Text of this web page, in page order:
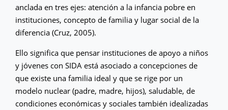
anclada en tres ejes: atención a la infancia pobre en
instituciones, concepto de familia y lugar social de la
diferencia (Cruz, 2005).
Ello significa que pensar instituciones de apoyo a niños
y jóvenes con SIDA está asociado a concepciones de
que existe una familia ideal y que se rige por un
modelo nuclear (padre, madre, hijos), saludable, de
condiciones económicas y sociales también idealizadas